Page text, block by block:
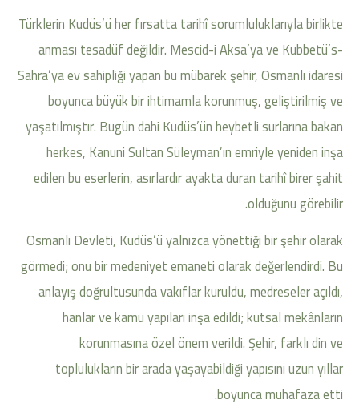
Türklerin Kudüs’ü her fırsatta tarihî sorumluluklarıyla birlikte
anması tesadüf değildir. Mescid-i Aksa’ya ve Kubbetü’s-
Sahra’ya ev sahipliği yapan bu mübarek şehir, Osmanlı idaresi
boyunca büyük bir ihtimamla korunmuş, geliştirilmiş ve
yaşatılmıştır. Bugün dahi Kudüs’ün heybetli surlarına bakan
herkes, Kanuni Sultan Süleyman’ın emriyle yeniden inşa
edilen bu eserlerin, asırlardır ayakta duran tarihî birer şahit
olduğunu görebilir.
Osmanlı Devleti, Kudüs’ü yalnızca yönettiği bir şehir olarak
görmedi; onu bir medeniyet emaneti olarak değerlendirdi. Bu
anlayış doğrultusunda vakıflar kuruldu, medreseler açıldı,
hanlar ve kamu yapıları inşa edildi; kutsal mekânların
korunmasına özel önem verildi. Şehir, farklı din ve
toplulukların bir arada yaşayabildiği yapısını uzun yıllar
boyunca muhafaza etti.